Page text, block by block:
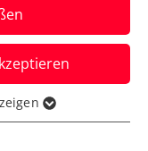
beim
im